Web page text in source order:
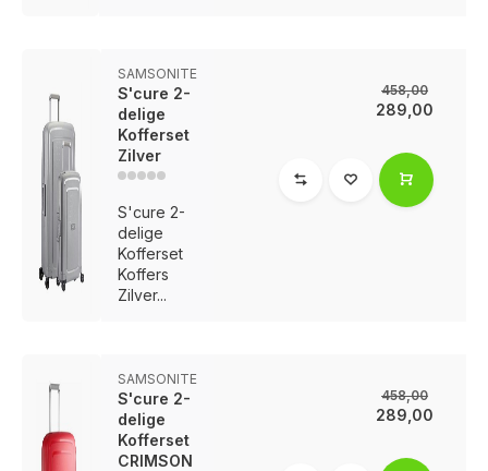
Voor 17:00 besteld, is vandaag verzonden (ma-vr)
SAMSONITE
S'cure 2-
delige
Kofferset
Zilver
S'cure 2-
delige
Kofferset
Koffers
Zilver...
458,00
289,00
SAMSONITE
S'cure 2-
delige
Kofferset
CRIMSON
458,00
289,00